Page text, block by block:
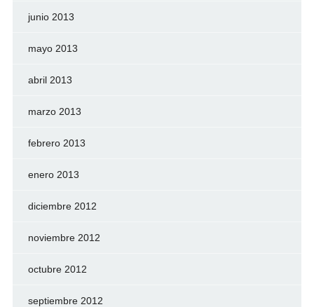
junio 2013
mayo 2013
abril 2013
marzo 2013
febrero 2013
enero 2013
diciembre 2012
noviembre 2012
octubre 2012
septiembre 2012